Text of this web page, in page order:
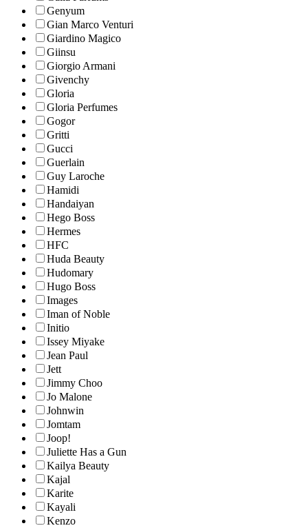
Genyum
Gian Marco Venturi
Giardino Magico
Giinsu
Giorgio Armani
Givenchy
Gloria
Gloria Perfumes
Gogor
Gritti
Gucci
Guerlain
Guy Laroche
Hamidi
Handaiyan
Hego Boss
Hermes
HFC
Huda Beauty
Hudomary
Hugo Boss
Images
Iman of Noble
Initio
Issey Miyake
Jean Paul
Jett
Jimmy Choo
Jo Malone
Johnwin
Jomtam
Joop!
Juliette Has a Gun
Kailya Beauty
Kajal
Karite
Kayali
Kenzo